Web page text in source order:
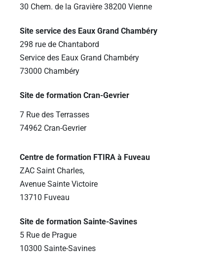
30 Chem. de la Gravière 38200 Vienne
Site service des Eaux Grand Chambéry
298 rue de Chantabord
Service des Eaux Grand Chambéry
73000 Chambéry
Site de formation Cran-Gevrier
7 Rue des Terrasses
74962 Cran-Gevrier
Centre de formation FTIRA à Fuveau
ZAC Saint Charles,
Avenue Sainte Victoire
13710 Fuveau
Site de formation Sainte-Savines
5 Rue de Prague
10300 Sainte-Savines